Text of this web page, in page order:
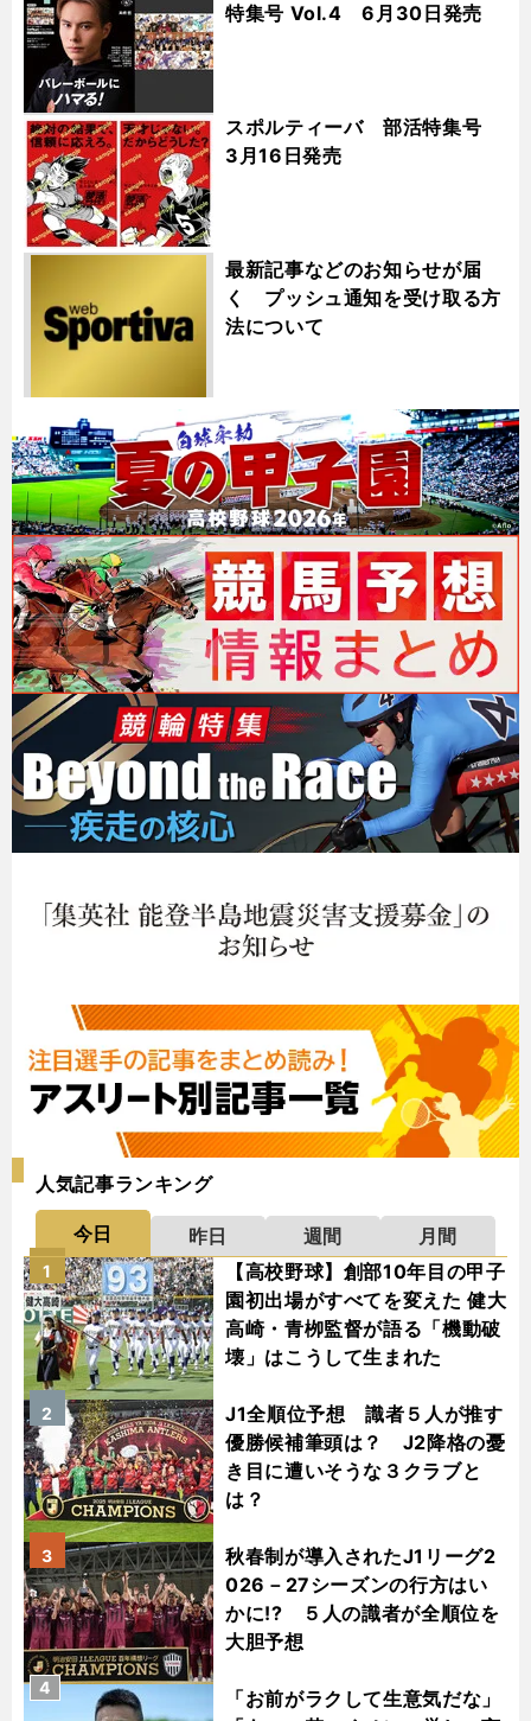
特集号 Vol.4 6月30日発売
スポルティーバ 部活特集号
3月16日発売
最新記事などのお知らせが届
く プッシュ通知を受け取る方
法について
人気記事ランキング
今日 昨日 週間
月間
【高校野球】創部10年目の甲子
園初出場がすべてを変えた 健大
高崎・青栁監督が語る「機動破
壊」はこうして生まれた
1
J1全順位予想 識者５人が推す
優勝候補筆頭は？ J2降格の憂
き目に遭いそうな３クラブと
は？
2
秋春制が導入されたJ1リーグ2
026－27シーズンの行方はい
かに!? ５人の識者が全順位を
大胆予想
3
「お前がラクして生意気だな」
4